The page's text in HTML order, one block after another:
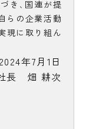
き､国連が提
らの企業活動
現に取り組ん
2024年7月1日
長 畑 耕次